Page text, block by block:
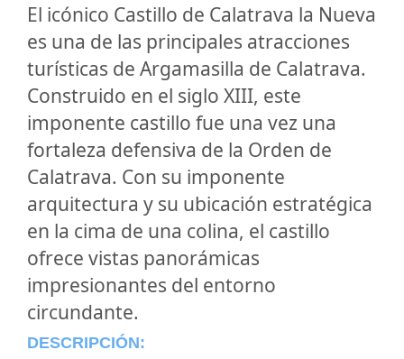
El icónico Castillo de Calatrava la Nueva
es una de las principales atracciones
turísticas de Argamasilla de Calatrava.
Construido en el siglo XIII, este
imponente castillo fue una vez una
fortaleza defensiva de la Orden de
Calatrava. Con su imponente
arquitectura y su ubicación estratégica
en la cima de una colina, el castillo
ofrece vistas panorámicas
impresionantes del entorno
circundante.
DESCRIPCIÓN: